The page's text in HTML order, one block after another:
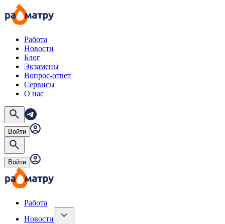
Работа
Новости
Блог
Экзамены
Вопрос-ответ
Сервисы
О нас
Войти
Войти
Работа
Новости